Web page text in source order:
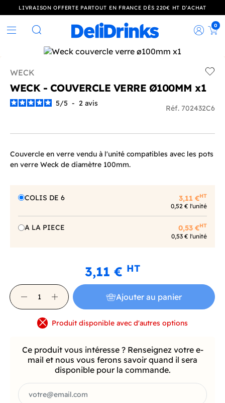
LIVRAISON OFFERTE PARTOUT EN FRANCE DÈS 220€ HT D’ACHAT
Rechercher
0
WECK
WECK - COUVERCLE VERRE Ø100MM x1
5/5 - 2 avis
Réf. 702432C6
Couvercle en verre vendu à l'unité compatibles avec les pots
en verre Weck de diamètre 100mm.
COLIS DE 6 3,11 €HT
0,52 € l'unité
A LA PIECE 0,53 €HT
0,53 € l'unité
3,11 € HT
Ajouter au panier
Produit disponible avec d'autres options
Ce produit vous intéresse ? Renseignez votre e-
mail et nous vous ferons savoir quand il sera
disponible pour la commande.